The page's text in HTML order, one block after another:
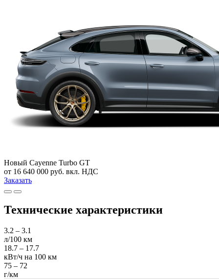
Новый Cayenne Turbo GT
от 16 640 000 руб. вкл. НДС
Заказать
Технические характеристики
3.2 – 3.1
л/100 км
18.7 – 17.7
кВт/ч на 100 км
75 – 72
г/км